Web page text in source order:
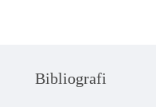
Bibliografi